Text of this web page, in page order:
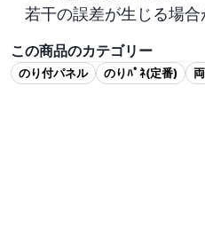
若干の誤差が生じる場合
この商品のカテゴリー
のり付パネル のりﾊﾟﾈ(定番)